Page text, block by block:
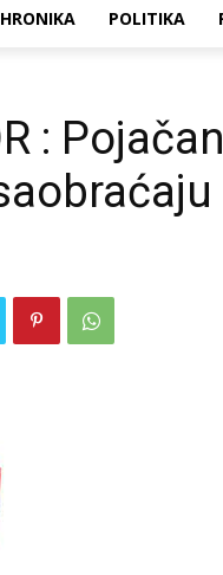
HRONIKA POLITIKA
: